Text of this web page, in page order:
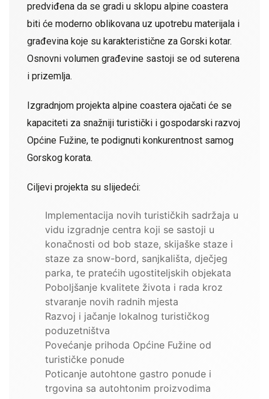
predviđena da se gradi u sklopu alpine coastera
biti će moderno oblikovana uz upotrebu materijala i
građevina koje su karakteristične za Gorski kotar.
Osnovni volumen građevine sastoji se od suterena
i prizemlja.
Izgradnjom projekta alpine coastera ojačati će se
kapaciteti za snažniji turistički i gospodarski razvoj
Općine Fužine, te podignuti konkurentnost samog
Gorskog korata.
Ciljevi projekta su slijedeći:
Implementacija novih turističkih sadržaja u
vidu izgradnje centra koji se sastoji u
konačnosti od bob staze, skijaške staze i
staze za snow-bord, sanjkališta, dječjeg
parka, te pratećih ugostiteljskih objekata
Poboljšanje kvalitete života i rada kroz
stvaranje novih radnih mjesta
Razvoj i jačanje lokalnog turističkog
poduzetništva
Povećanje prihoda Općine Fužine od
turističke ponude
Poticanje autohtone gastro ponude i
trgovina sa autohtonim proizvodima